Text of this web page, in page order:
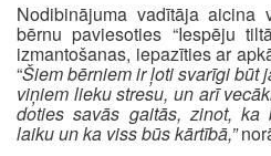
Nodibinājuma vadītāja aicina
bērnu paviesoties “Iespēju
izmantošanas, iepazīties ar
“Šiem bērniem ir ļoti svarīgi būt
viņiem lieku stresu, un arī
doties savās gaitās, zinot,
laiku un ka viss būs kārtībā,”